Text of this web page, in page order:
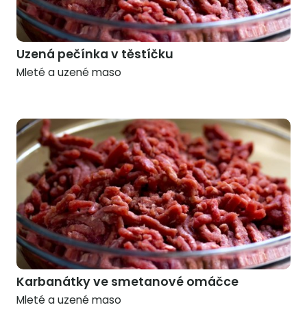
Uzená pečínka v těstíčku
Mleté a uzené maso
Karbanátky ve smetanové omáčce
Mleté a uzené maso